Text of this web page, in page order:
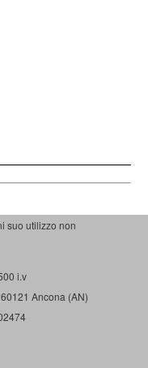
suo utilizzo non
i.v
Ancona (AN)